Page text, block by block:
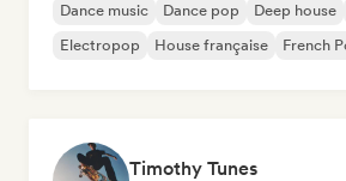
Dance music Dance pop Deep house
Electropop
House française French
Timothy Tunes